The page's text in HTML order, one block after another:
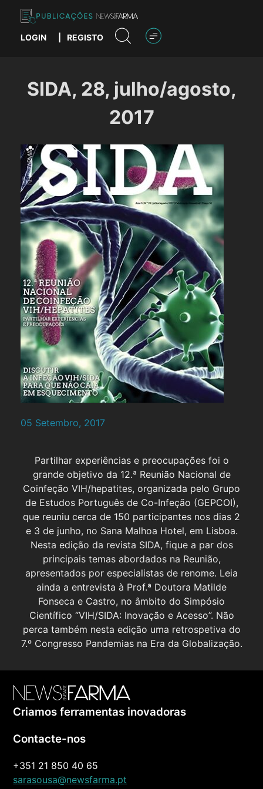
content
Publicações News Farma
LOGIN REGISTO
SIDA, 28, julho/agosto,
2017
05 Setembro, 2017
Partilhar experiências e preocupações foi o
grande objetivo da 12.ª Reunião Nacional de
Coinfeção VIH/hepatites, organizada pelo Grupo
de Estudos Português de Co-Infeção (GEPCOI),
que reuniu cerca de 150 participantes nos dias 2
e 3 de junho, no Sana Malhoa Hotel, em Lisboa.
Nesta edição da revista SIDA, fique a par dos
principais temas abordados na Reunião,
apresentados por especialistas de renome. Leia
ainda a entrevista à Prof.ª Doutora Matilde
Fonseca e Castro, no âmbito do Simpósio
Científico “VIH/SIDA: Inovação e Acesso”. Não
perca também nesta edição uma retrospetiva do
7.º Congresso Pandemias na Era da Globalização.
Criamos ferramentas inovadoras
Contacte-nos
+351 21 850 40 65
sarasousa@newsfarma.pt